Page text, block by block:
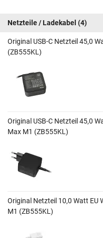
Netzteile / Ladekabel (4)
Original USB-C Netzteil 45,0
(ZB555KL)
Original USB-C Netzteil 45,0
Max M1 (ZB555KL)
Original Netzteil 10,0 Watt EU
M1 (ZB555KL)